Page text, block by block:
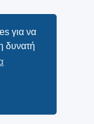
για να
δυνατή